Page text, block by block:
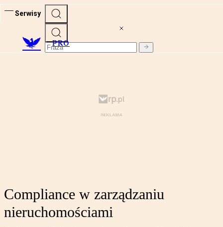
Serwisy
PRO
Compliance w zarządzaniu
nieruchomościami